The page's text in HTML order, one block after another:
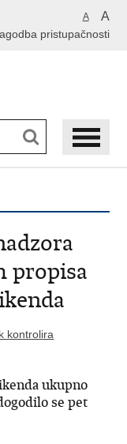
A A
pristupačnosti
propisa
ukupno
se pet